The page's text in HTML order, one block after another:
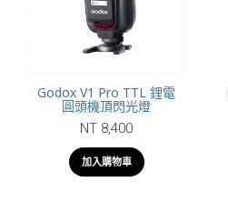
Godox V1 Pro TTL 鋰電
圓頭機頂閃光燈
NT 8,400
加入購物車